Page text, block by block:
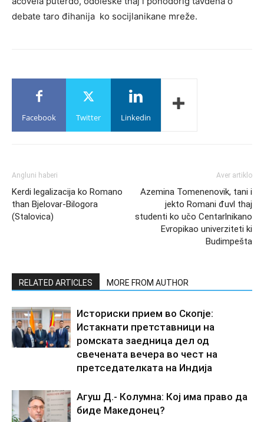
debate taro đihanija ko socijlanikane mreže.
Facebook Twitter Linkedin
Angluni haberi
Kerdi legalizacija ko Romano
than Bjelovar-Bilogora
(Stalovica)
Aver artiklo
Azemina Tomenenovik, tani i
jekto Romani đuvl thaj
studenti ko učo Centarlnikano
Evropikao univerziteti ki
Budimpešta
RELATED ARTICLES MORE FROM AUTHOR
Историски прием во Скопје:
Истакнати претставници на
ромската заедница дел од
свечената вечера во чест на
претседателката на Индија
Агуш Д.- Колумна: Кој има право да
биде Македонец?